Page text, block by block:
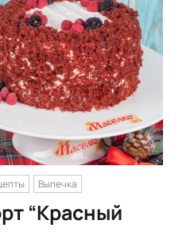
Выпечка
“Красный